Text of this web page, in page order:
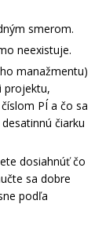
smerom.
neexistuje.
manažmentu)
projektu,
PÍ a čo sa
čiarku
dosiahnúť čo
sa dobre
podľa